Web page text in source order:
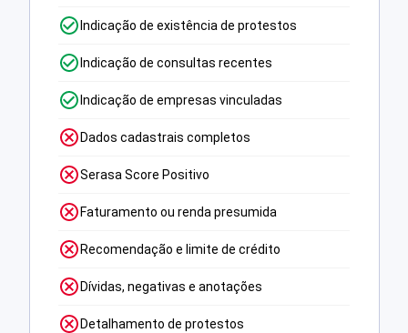
Indicação de existência de protestos
Indicação de consultas recentes
Indicação de empresas vinculadas
Dados cadastrais completos
Serasa Score Positivo
Faturamento ou renda presumida
Recomendação e limite de crédito
Dívidas, negativas e anotações
Detalhamento de protestos